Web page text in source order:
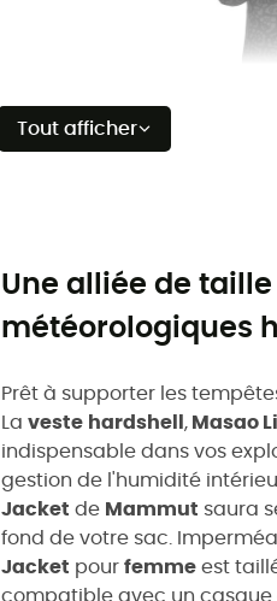
Tout afficher
Une alliée de
météorologiques
Prêt à supporter les
La veste hardshell , Masao
indispensable dans vos
gestion de l'humidité
Jacket de Mammut saura
fond de votre sac.
Jacket pour femme est
compatible avec un casque